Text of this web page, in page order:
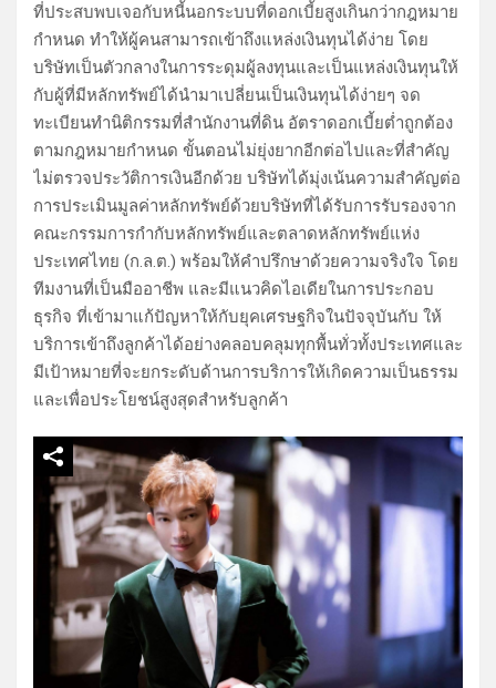
ที่ประสบพบเจอกับหนี้นอกระบบที่ดอกเบี้ยสูงเกินกว่ากฎหมาย
กำหนด ทำให้ผู้คนสามารถเข้าถึงแหล่งเงินทุนได้ง่าย โดย
บริษัทเป็นตัวกลางในการระดุมผู้ลงทุนและเป็นแหล่งเงินทุนให้
กับผู้ที่มีหลักทรัพย์ได้นำมาเปลี่ยนเป็นเงินทุนได้ง่ายๆ จด
ทะเบียนทำนิติกรรมที่สำนักงานที่ดิน อัตราดอกเบี้ยต่ำถูกต้อง
ตามกฎหมายกำหนด ขั้นตอนไม่ยุ่งยากอีกต่อไปและที่สำคัญ
ไม่ตรวจประวัติการเงินอีกด้วย บริษัทได้มุ่งเน้นความสำคัญต่อ
การประเมินมูลค่าหลักทรัพย์ด้วยบริษัทที่ได้รับการรับรองจาก
คณะกรรมการกำกับหลักทรัพย์และตลาดหลักทรัพย์แห่ง
ประเทศไทย (ก.ล.ต.) พร้อมให้คำปรึกษาด้วยความจริงใจ โดย
ทีมงานที่เป็นมืออาชีพ และมีแนวคิดไอเดียในการประกอบ
ธุรกิจ ที่เข้ามาแก้ปัญหาให้กับยุคเศรษฐกิจในปัจจุบันกับ ให้
บริการเข้าถึงลูกค้าได้อย่างคลอบคลุมทุกพื้นทั่วทั้งประเทศและ
มีเป้าหมายที่จะยกระดับด้านการบริการให้เกิดความเป็นธรรม
และเพื่อประโยชน์สูงสุดสำหรับลูกค้า